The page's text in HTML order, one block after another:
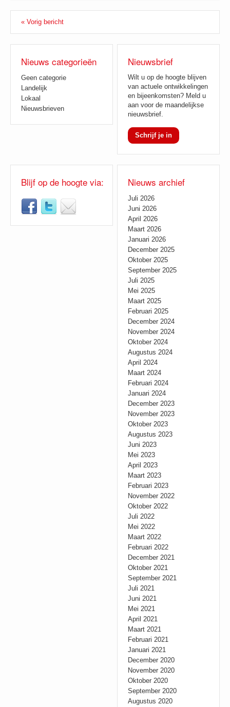
« Vorig bericht
Nieuws categorieën
Geen categorie
Landelijk
Lokaal
Nieuwsbrieven
Nieuwsbrief
Wilt u op de hoogte blijven
van actuele ontwikkelingen
en bijeenkomsten? Meld u
aan voor de maandelijkse
nieuwsbrief.
Schrijf je in
Blijf op de hoogte via: Nieuws archief
Juli 2026
Juni 2026
April 2026
Maart 2026
Januari 2026
December 2025
Oktober 2025
September 2025
Juli 2025
Mei 2025
Maart 2025
Februari 2025
December 2024
November 2024
Oktober 2024
Augustus 2024
April 2024
Maart 2024
Februari 2024
Januari 2024
December 2023
November 2023
Oktober 2023
Augustus 2023
Juni 2023
Mei 2023
April 2023
Maart 2023
Februari 2023
November 2022
Oktober 2022
Juli 2022
Mei 2022
Maart 2022
Februari 2022
December 2021
Oktober 2021
September 2021
Juli 2021
Juni 2021
Mei 2021
April 2021
Maart 2021
Februari 2021
Januari 2021
December 2020
November 2020
Oktober 2020
September 2020
Augustus 2020